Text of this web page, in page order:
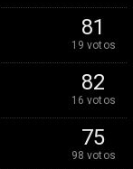
81
19 votos
82
16 votos
75
98 votos